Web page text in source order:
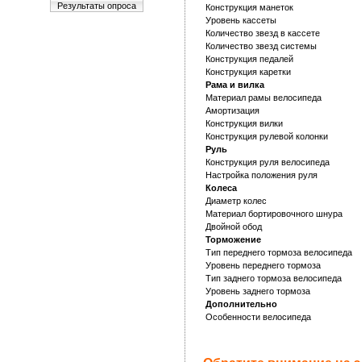
Результаты опроса
Конструкция манеток
Уровень кассеты
Количество звезд в кассете
Количество звезд системы
Конструкция педалей
Конструкция каретки
Рама и вилка
Материал рамы велосипеда
Амортизация
Конструкция вилки
Конструкция рулевой колонки
Руль
Конструкция руля велосипеда
Настройка положения руля
Колеса
Диаметр колес
Материал бортировочного шнура
Двойной обод
Торможение
Тип переднего тормоза велосипеда
Уровень переднего тормоза
Тип заднего тормоза велосипеда
Уровень заднего тормоза
Дополнительно
Особенности велосипеда